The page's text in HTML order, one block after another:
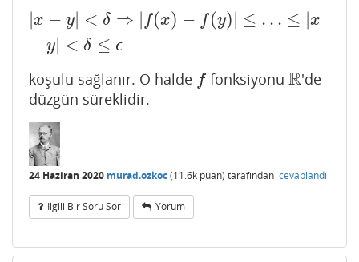
|x − y| < δ ⇒ | f(x) − f(y)| ≤ … ≤ |x
− y| < δ ≤ ϵ
|x −y|< δ⇒| (x)−f( y)| ≤…≤| −y|<δ≤ ϵ
koşulu sağlanır. O halde f
f fonksiyonuR
R 'de
düzgün süreklidir.
24 Haziran 2020 murad.ozkoc(11.6k puan) tarafından cevaplandı
Ilgili Bir Soru Sor Yorum